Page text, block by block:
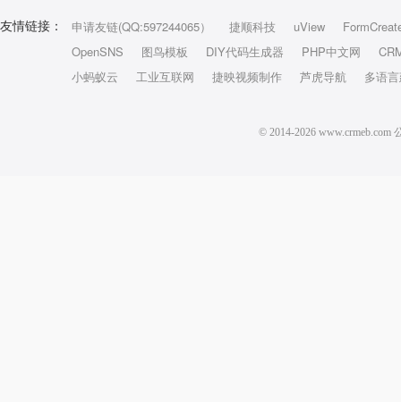
友情链接： 申请友链(QQ:597244065） 捷顺科技 uView
OpenSNS
图鸟模板 DIY代码生成器 PHP中文网
小蚂蚁云
工业互联网 捷映视频制作 芦虎导航 多语
© 2014-2026